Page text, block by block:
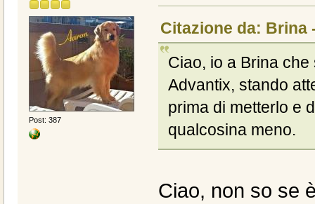
Post: 387
Citazione da: Brina
Ciao, io a Brina
Advantix, stando
prima di metterlo e
qualcosina meno.
Ciao, non so se